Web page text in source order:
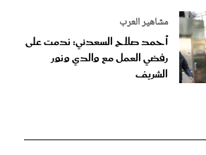
مشاهير العرب
أحمد صلاح السعدني: ندمت على
رفضي العمل مع والدي ونور
الشريف